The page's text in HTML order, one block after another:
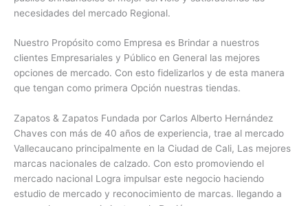
necesidades del mercado Regional.
Nuestro Propósito como Empresa es Brindar a nuestros
clientes Empresariales y Público en General las mejores
opciones de mercado. Con esto fidelizarlos y de esta manera
que tengan como primera Opción nuestras tiendas.
Zapatos & Zapatos Fundada por Carlos Alberto Hernández
Chaves con más de 40 años de experiencia, trae al mercado
Vallecaucano principalmente en la Ciudad de Cali, Las mejores
marcas nacionales de calzado. Con esto promoviendo el
mercado nacional Logra impulsar este negocio haciendo
estudio de mercado y reconocimiento de marcas. llegando a